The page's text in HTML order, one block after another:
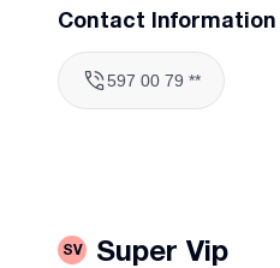
Contact Information
597 00 79 **
SV Super Vip